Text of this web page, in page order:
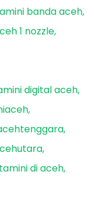
banda aceh
1 nozzle
digital aceh
di aceh